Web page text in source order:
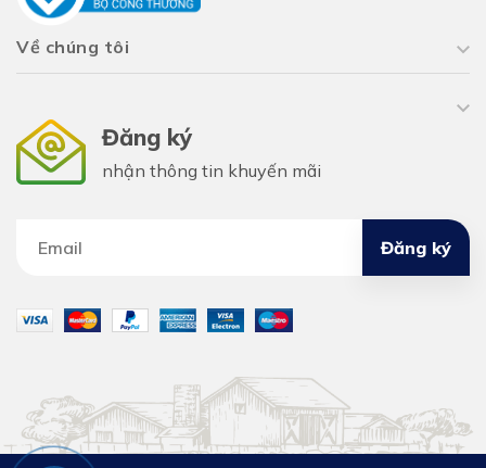
Về chúng tôi
Đăng ký
nhận thông tin khuyến mãi
Đăng ký